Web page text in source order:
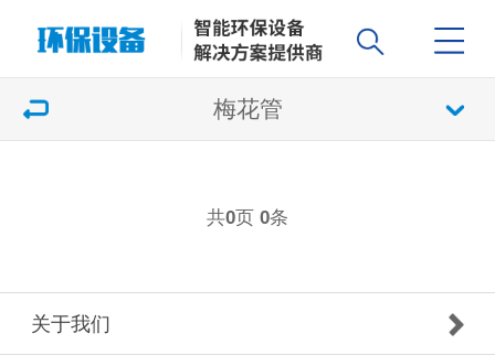
梅花管
共0页 0条
关于我们